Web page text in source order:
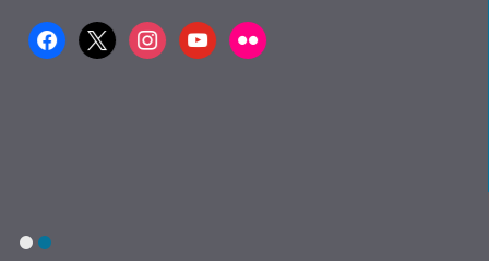
facebook
x instagramyoutubeflickr
1 2